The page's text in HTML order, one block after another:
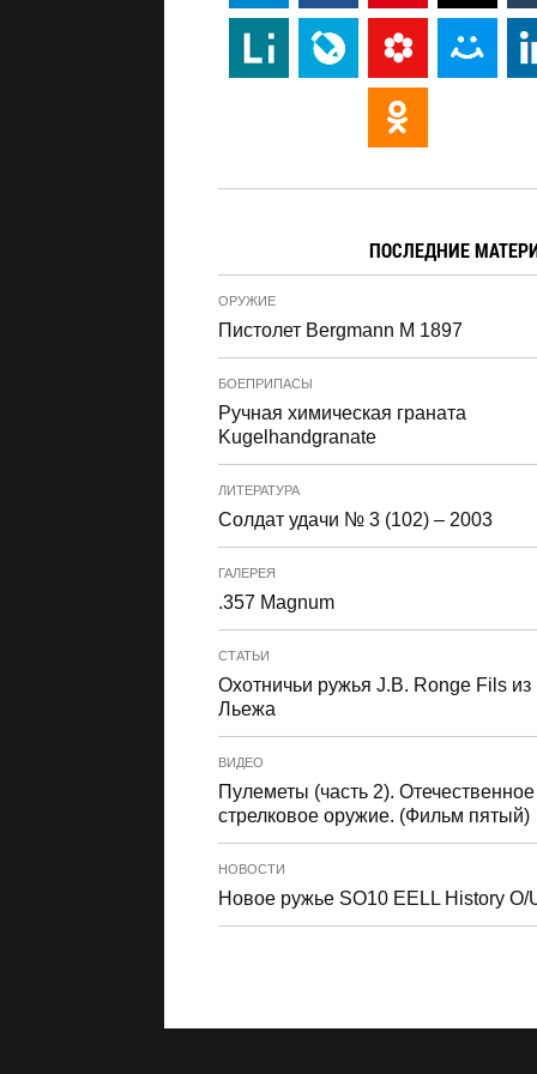
ПОСЛЕДНИЕ
ОРУЖИЕ
Пистолет Bergmann M 1897
БОЕПРИПАСЫ
Ручная химическая граната
Kugelhandgranate
ЛИТЕРАТУРА
Солдат удачи № 3 (102) – 2003
ГАЛЕРЕЯ
.357 Magnum
СТАТЬИ
Охотничьи ружья J.B. Ronge Fils из
Льежа
ВИДЕО
Пулеметы (часть 2). Отечественное
стрелковое оружие. (Фильм пятый)
НОВОСТИ
Новое ружье SO10 EELL History O/